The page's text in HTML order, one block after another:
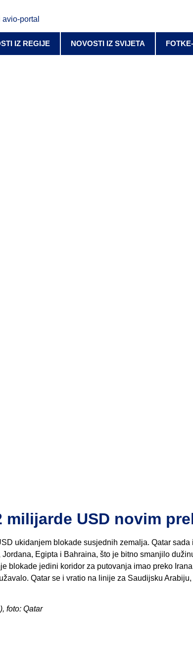
portal
IZ REGIJE NOVOSTI IZ SVIJETA
milijarde USD novim
ukidanjem blokade susjednih zemalja. Qatar
Egipta i Bahraina, što je bitno smanjilo
blokade jedini koridor za putovanja imao preko
Qatar se i vratio na linije za Saudijsku
foto: Qatar